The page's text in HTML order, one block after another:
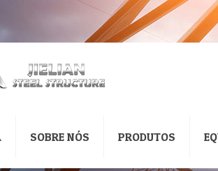
SOBRE NÓS PRODUTOS